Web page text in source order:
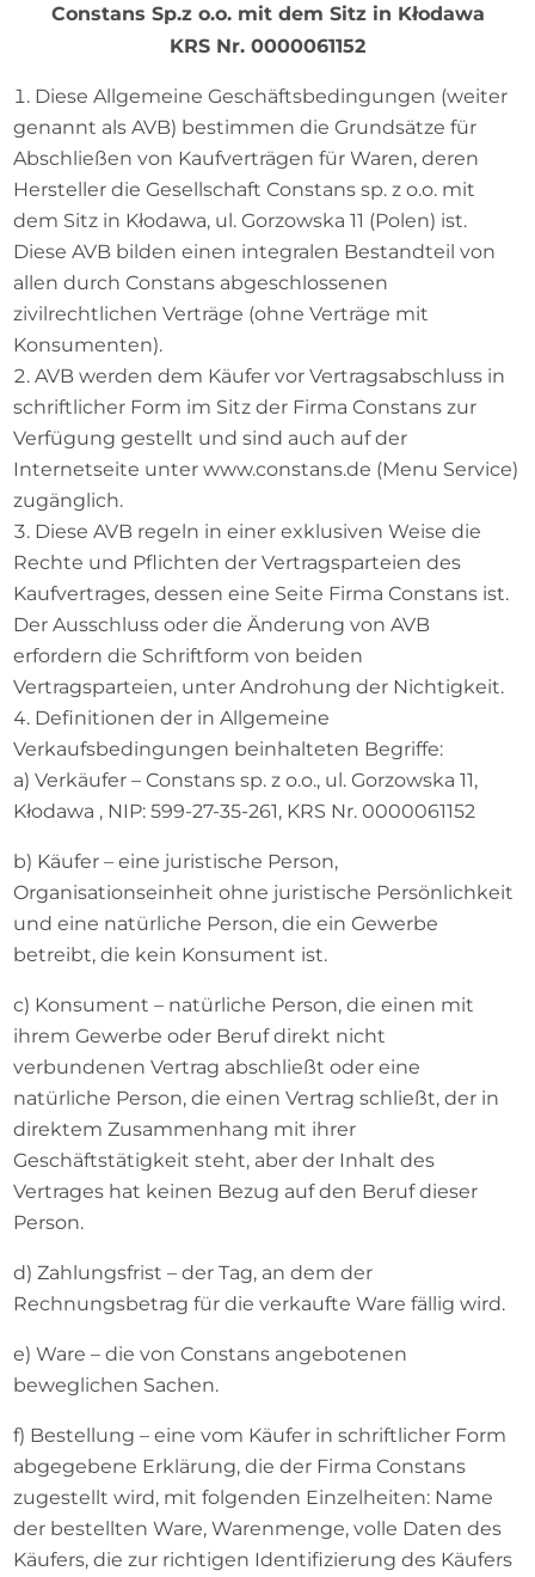
Constans Sp.z o.o. mit dem Sitz in Kłodawa
KRS Nr. 0000061152
Diese Allgemeine Geschäftsbedingungen (weiter
genannt als AVB) bestimmen die Grundsätze für
Abschließen von Kaufverträgen für Waren, deren
Hersteller die Gesellschaft Constans sp. z o.o. mit
dem Sitz in Kłodawa, ul. Gorzowska 11 (Polen) ist.
Diese AVB bilden einen integralen Bestandteil von
allen durch Constans abgeschlossenen
zivilrechtlichen Verträge (ohne Verträge mit
Konsumenten).
AVB werden dem Käufer vor Vertragsabschluss in
schriftlicher Form im Sitz der Firma Constans zur
Verfügung gestellt und sind auch auf der
Internetseite unter www.constans.de (Menu Service)
zugänglich.
Diese AVB regeln in einer exklusiven Weise die
Rechte und Pflichten der Vertragsparteien des
Kaufvertrages, dessen eine Seite Firma Constans ist.
Der Ausschluss oder die Änderung von AVB
erfordern die Schriftform von beiden
Vertragsparteien, unter Androhung der Nichtigkeit.
Definitionen der in Allgemeine
Verkaufsbedingungen beinhalteten Begriffe:
a) Verkäufer – Constans sp. z o.o., ul. Gorzowska 11,
Kłodawa , NIP: 599-27-35-261, KRS Nr. 0000061152
b) Käufer – eine juristische Person,
Organisationseinheit ohne juristische Persönlichkeit
und eine natürliche Person, die ein Gewerbe
betreibt, die kein Konsument ist.
c) Konsument – natürliche Person, die einen mit
ihrem Gewerbe oder Beruf direkt nicht
verbundenen Vertrag abschließt oder eine
natürliche Person, die einen Vertrag schließt, der in
direktem Zusammenhang mit ihrer
Geschäftstätigkeit steht, aber der Inhalt des
Vertrages hat keinen Bezug auf den Beruf dieser
Person.
d) Zahlungsfrist – der Tag, an dem der
Rechnungsbetrag für die verkaufte Ware fällig wird.
e) Ware – die von Constans angebotenen
beweglichen Sachen.
f) Bestellung – eine vom Käufer in schriftlicher Form
abgegebene Erklärung, die der Firma Constans
zugestellt wird, mit folgenden Einzelheiten: Name
der bestellten Ware, Warenmenge, volle Daten des
Käufers, die zur richtigen Identifizierung des Käufers